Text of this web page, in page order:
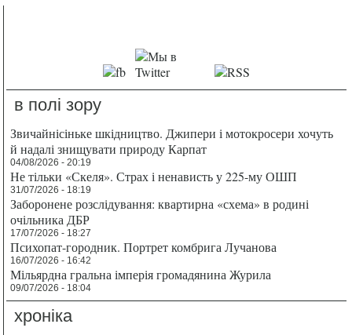
в полі зору
Звичайнісіньке шкідництво. Джипери і мотокросери хочуть
й надалі знищувати природу Карпат
04/08/2026 - 20:19
Не тільки «Скеля». Страх і ненависть у 225-му ОШП
31/07/2026 - 18:19
Заборонене розслідування: квартирна «схема» в родині
очільника ДБР
17/07/2026 - 18:27
Психопат-городник. Портрет комбрига Лучанова
16/07/2026 - 16:42
Мільярдна гральна імперія громадянина Журила
09/07/2026 - 18:04
хроніка